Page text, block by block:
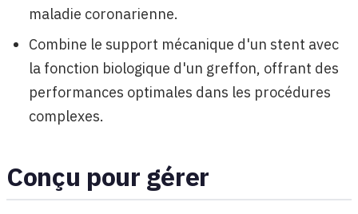
maladie coronarienne.
Combine le support mécanique d'un stent avec
la fonction biologique d'un greffon, offrant des
performances optimales dans les procédures
complexes.
Conçu pour gérer